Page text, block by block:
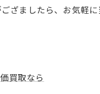
ましたら、お気軽に
買取なら